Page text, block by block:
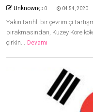
Unknown 0 04 54, 2020
Yakın tarihli bir çevrimiçi
bırakmasından, Kuzey Kore
çirkin... Devamı